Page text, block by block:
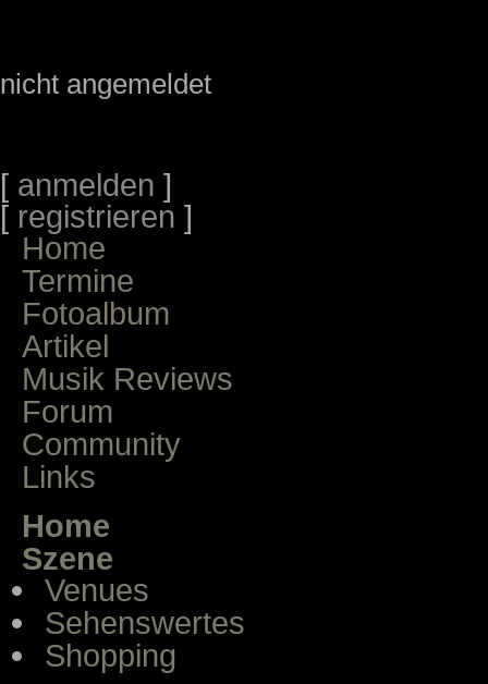
nicht angemeldet
[ anmelden ]
[ registrieren ]
Home
Termine
Fotoalbum
Artikel
Musik Reviews
Forum
Community
Links
Home
Szene
Venues
Sehenswertes
Shopping